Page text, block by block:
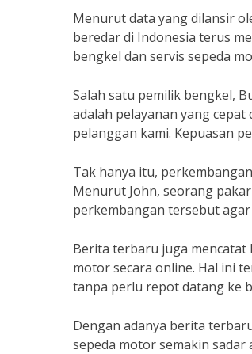
Menurut data yang dilansir
beredar di Indonesia terus
bengkel dan servis sepeda
Salah satu pemilik bengkel,
adalah pelayanan yang
pelanggan kami. Kepuasan
Tak hanya itu,
Menurut John, seorang
perkembangan tersebut
Berita terbaru juga mencatat
motor secara online. Hal ini
tanpa perlu repot datang ke
Dengan adanya berita
sepeda motor semakin